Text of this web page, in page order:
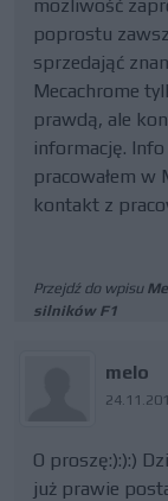
mozliwość
poprostu
sprzedająć
Mecachrome
prawdą, ale
informację.
pracowałem w
kontakt z
Przejdź do wpisu
silników F1
melo
O proszę:):):)
już prawie